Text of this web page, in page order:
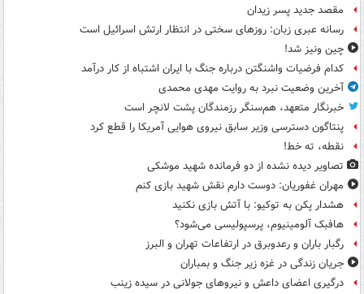
مقصد جدید پسر زیدان
رسانه عبری زبان: روزهای سختی در انتظار ارتش اسرائیل است
چین ونیز شد!
کدام فرضیات واشنگتن درباره جنگ با ایران اشتباه از کار درآمد
آخرین وضعیت نبرد به روایت مهدی محمدی
خبرنگار متعهد، هم‌سنگر رزمندگان پشت لانچر است
پنتاگون دسترسی وزیر سابق نیروی هوایی آمریکا را قطع کرد
نقطه، ته خط!
تصاویر دیده‌ نشده از دو فرمانده شهید موشکی
مهران غفوریان: دوست دارم نقش شهید بازی کنم
هشدار پکن به توکیو: با آتش بازی نکنید
هافبک آلومینیوم، پرسپولیسی می‌شود؟
رگبار باران و رعدوبرق در ارتفاعات تهران و البرز
جریان زندگی در غزه زیر جنگ و بمباران
درگیری اعضای داعش و نیروهای جولانی در سیده زینب